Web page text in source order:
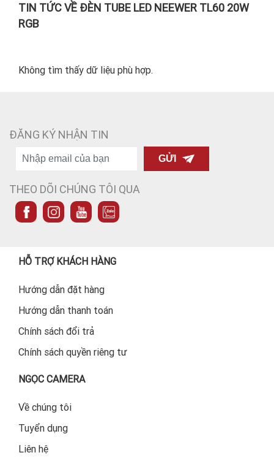
TIN TỨC VỀ ĐÈN TUBE LED NEEWER TL60 20W
RGB
Không tìm thấy dữ liệu phù hợp.
ĐĂNG KÝ NHẬN TIN
GỬI
THEO DÕI CHÚNG TÔI QUA
HỖ TRỢ KHÁCH HÀNG
Hướng dẫn đặt hàng
Hướng dẫn thanh toán
Chính sách đổi trả
Chính sách quyền riêng tư
NGỌC CAMERA
Về chúng tôi
Tuyển dụng
Liên hệ